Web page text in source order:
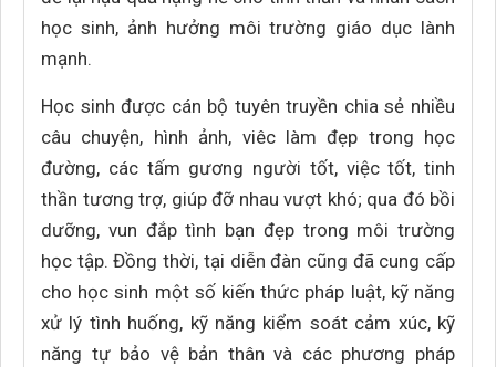
học sinh, ảnh hưởng môi trường giáo dục lành
mạnh.
Học sinh được cán bộ tuyên truyền chia sẻ nhiều
câu chuyện, hình ảnh, viêc làm đẹp trong học
đường, các tấm gương người tốt, việc tốt, tinh
thần tương trợ, giúp đỡ nhau vượt khó; qua đó bồi
dưỡng, vun đắp tình bạn đẹp trong môi trường
học tập. Đồng thời, tại diễn đàn cũng đã cung cấp
cho học sinh một số kiến thức pháp luật, kỹ năng
xử lý tình huống, kỹ năng kiểm soát cảm xúc, kỹ
năng tự bảo vệ bản thân và các phương pháp